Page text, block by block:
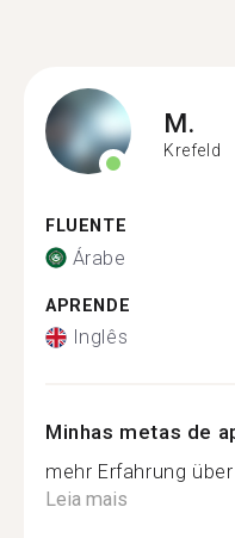
M.
Krefeld
FLUENTE
Árabe
APRENDE
Inglês
Minhas metas de
mehr Erfahrung
Leia mais